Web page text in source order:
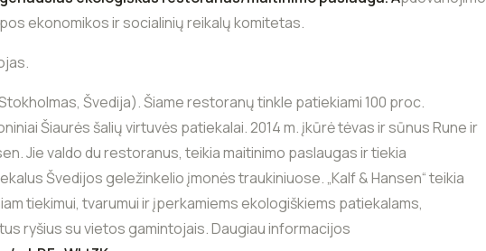
ekonomikos ir socialinių reikalų komitetas.
Švedija). Šiame restoranų tinkle patiekiami 100 proc.
Šiaurės šalių virtuvės patiekalai. 2014 m. įkūrė tėvas ir sūnus Rune ir
Jie valdo du restoranus, teikia maitinimo paslaugas ir tiekia
Švedijos geležinkelio įmonės traukiniuose. „Kalf & Hansen“ teikia
tiekimui, tvarumui ir įperkamiems ekologiškiems patiekalams,
ryšius su vietos gamintojais. Daugiau informacijos